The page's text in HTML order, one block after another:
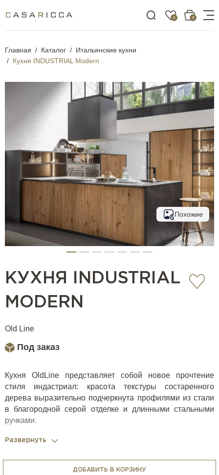
0 0
Главная Каталог
Итальянские кухни
Кухня INDUSTRIAL Modern
Похожие
КУХНЯ INDUSTRIAL
MODERN
Old Line
Под заказ
Кухня OldLine представляет собой новое прочтение
стиля индастриал: красота текстуры состаренного
дерева выразительно подчеркнута профилями из стали
в благородной серой отделке и длинными стальными
ручками.
Casa Ricca Expo комплектует кухни всей необходимой
бытовой техникой (варочные панели, духовки, вытяжки,
Развернуть
ДОБАВИТЬ В КОРЗИНУ